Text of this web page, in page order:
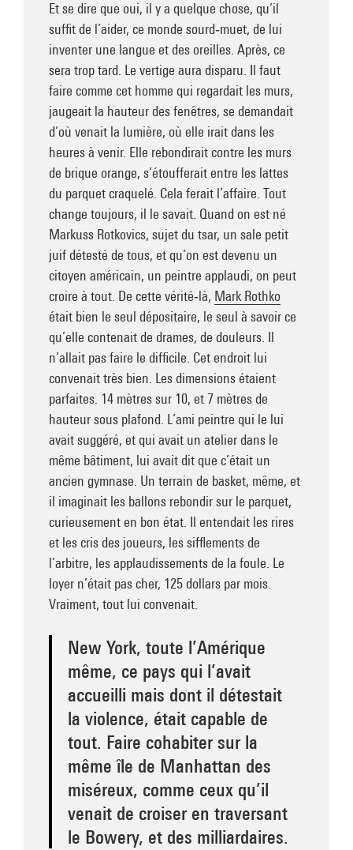
Et se dire que oui, il y a quelque chose, qu’il
suffit de l’aider, ce monde sourd‑muet, de lui
inventer une langue et des oreilles. Après, ce
sera trop tard. Le vertige aura disparu. Il faut
faire comme cet homme qui regardait les murs,
jaugeait la hauteur des fenêtres, se demandait
d’où venait la lumière, où elle irait dans les
heures à venir. Elle rebondirait contre les murs
de brique orange, s’étoufferait entre les lattes
du parquet craquelé. Cela ferait l’affaire. Tout
change toujours, il le savait. Quand on est né
Markuss Rotkovics, sujet du tsar, un sale petit
juif détesté de tous, et qu’on est devenu un
citoyen américain, un peintre applaudi, on peut
croire à tout. De cette vérité‑là, Mark Rothko
était bien le seul dépositaire, le seul à savoir ce
qu’elle contenait de drames, de douleurs. Il
n’allait pas faire le difficile. Cet endroit lui
convenait très bien. Les dimensions étaient
parfaites. 14 mètres sur 10, et 7 mètres de
hauteur sous plafond. L’ami peintre qui le lui
avait suggéré, et qui avait un atelier dans le
même bâtiment, lui avait dit que c’était un
ancien gymnase. Un terrain de basket, même, et
il imaginait les ballons rebondir sur le parquet,
curieusement en bon état. Il entendait les rires
et les cris des joueurs, les sifflements de
l’arbitre, les applaudissements de la foule. Le
loyer n’était pas cher, 125 dollars par mois.
Vraiment, tout lui convenait.
New York, toute l’Amérique
même, ce pays qui l’avait
accueilli mais dont il détestait
la violence, était capable de
tout. Faire cohabiter sur la
même île de Manhattan des
miséreux, comme ceux qu’il
venait de croiser en traversant
le Bowery, et des milliardaires.